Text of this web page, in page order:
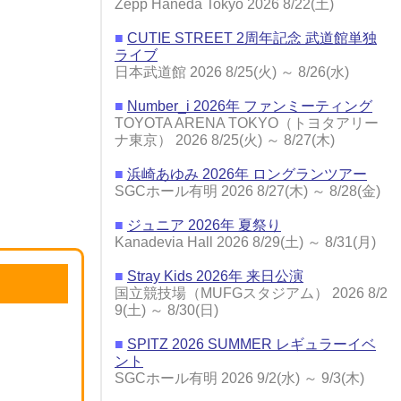
Zepp Haneda Tokyo 2026 8/22(土)
■ CUTIE STREET 2周年記念 武道館単独
ライブ
日本武道館 2026 8/25(火) ～ 8/26(水)
■ Number_i 2026年 ファンミーティング
TOYOTA ARENA TOKYO（トヨタアリー
ナ東京） 2026 8/25(火) ～ 8/27(木)
■ 浜崎あゆみ 2026年 ロングランツアー
SGCホール有明 2026 8/27(木) ～ 8/28(金)
■ ジュニア 2026年 夏祭り
Kanadevia Hall 2026 8/29(土) ～ 8/31(月)
■ Stray Kids 2026年 来日公演
国立競技場（MUFGスタジアム） 2026 8/2
9(土) ～ 8/30(日)
■ SPITZ 2026 SUMMER レギュラーイベ
ント
SGCホール有明 2026 9/2(水) ～ 9/3(木)